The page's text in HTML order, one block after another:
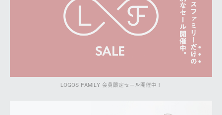
LOGOS FAMILY 会員限定セール開催中！